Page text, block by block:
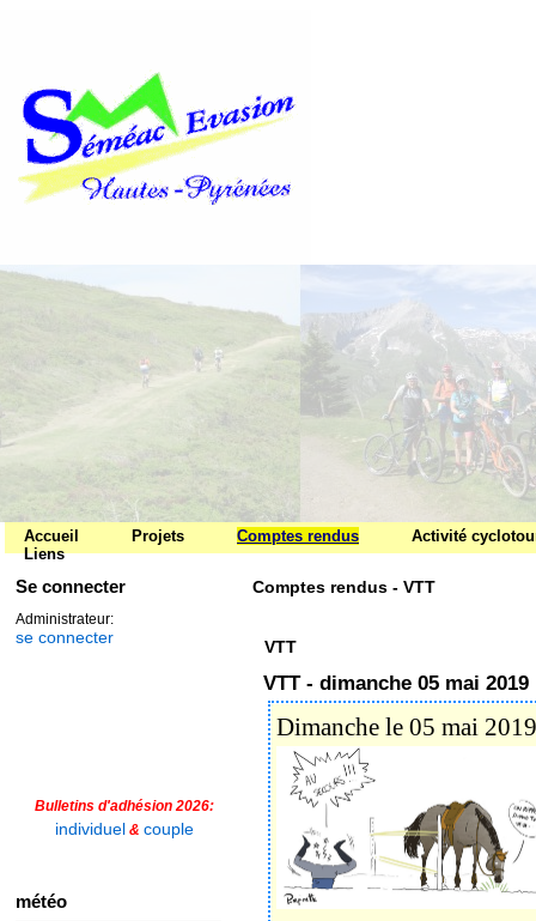
Accueil Projets Comptes rendus
Activité
Liens
Se connecter
Administrateur:
se connecter
Bulletins d'adhésion 2026:
individuel & couple
météo
Comptes rendus - VTT
VTT
VTT - dimanche 05 mai 2019
Dimanche le 05 mai 2019